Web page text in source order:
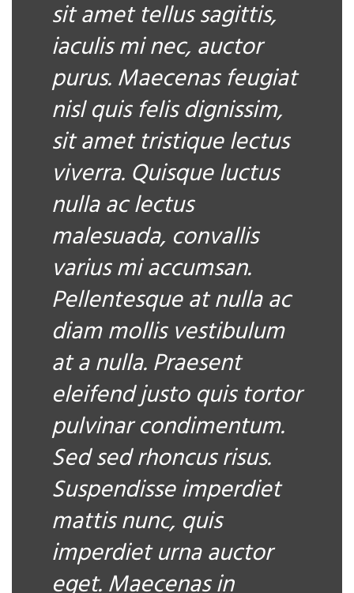
sit amet tellus sagittis,
iaculis mi nec, auctor
purus. Maecenas feugiat
nisl quis felis dignissim,
sit amet tristique lectus
viverra. Quisque luctus
nulla ac lectus
malesuada, convallis
varius mi accumsan.
Pellentesque at nulla ac
diam mollis vestibulum
at a nulla. Praesent
eleifend justo quis tortor
pulvinar condimentum.
Sed sed rhoncus risus.
Suspendisse imperdiet
mattis nunc, quis
imperdiet urna auctor
eget. Maecenas in